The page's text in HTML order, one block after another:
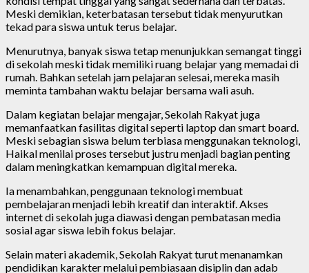
Meski demikian, keterbatasan tersebut tidak menyurutkan
tekad para siswa untuk terus belajar.
Menurutnya, banyak siswa tetap menunjukkan semangat tinggi
di sekolah meski tidak memiliki ruang belajar yang memadai di
rumah. Bahkan setelah jam pelajaran selesai, mereka masih
meminta tambahan waktu belajar bersama wali asuh.
Dalam kegiatan belajar mengajar, Sekolah Rakyat juga
memanfaatkan fasilitas digital seperti laptop dan smart board.
Meski sebagian siswa belum terbiasa menggunakan teknologi,
Haikal menilai proses tersebut justru menjadi bagian penting
dalam meningkatkan kemampuan digital mereka.
Ia menambahkan, penggunaan teknologi membuat
pembelajaran menjadi lebih kreatif dan interaktif. Akses
internet di sekolah juga diawasi dengan pembatasan media
sosial agar siswa lebih fokus belajar.
Selain materi akademik, Sekolah Rakyat turut menanamkan
pendidikan karakter melalui pembiasaan disiplin dan adab